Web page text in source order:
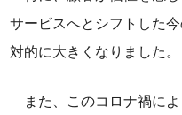
サービスへとシフトした
対的に大きくなりました。
また、このコロナ禍に